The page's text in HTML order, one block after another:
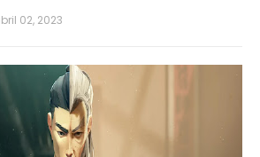
02, 2023